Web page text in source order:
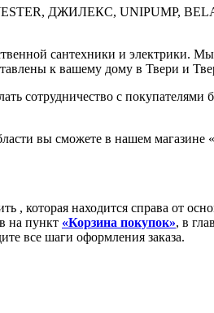
ДЖИЛЕКС, UNIPUMP,
сантехники и электрики.
к вашему дому в Твери и
сотрудничество с
вы сможете в нашем
, которая находится справа от
на пункт «Корзина покупок», в
все шаги оформления заказа.